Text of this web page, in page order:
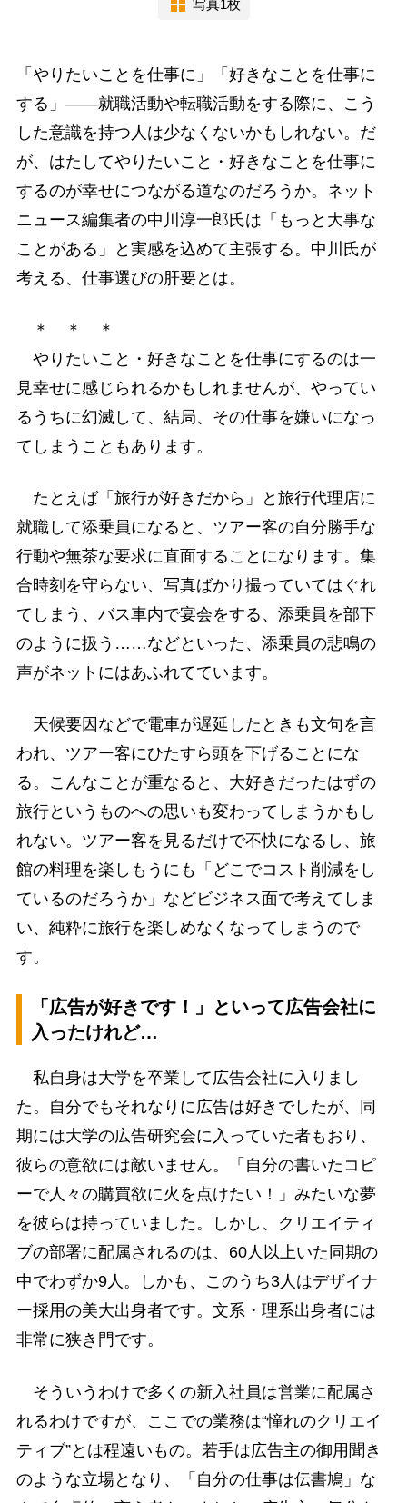
写真1枚
「やりたいことを仕事に」「好きなことを仕事に
する」――就職活動や転職活動をする際に、こう
した意識を持つ人は少なくないかもしれない。だ
が、はたしてやりたいこと・好きなことを仕事に
するのが幸せにつながる道なのだろうか。ネット
ニュース編集者の中川淳一郎氏は「もっと大事な
ことがある」と実感を込めて主張する。中川氏が
考える、仕事選びの肝要とは。
＊ ＊ ＊
やりたいこと・好きなことを仕事にするのは一
見幸せに感じられるかもしれませんが、やってい
るうちに幻滅して、結局、その仕事を嫌いになっ
てしまうこともあります。
たとえば「旅行が好きだから」と旅行代理店に
就職して添乗員になると、ツアー客の自分勝手な
行動や無茶な要求に直面することになります。集
合時刻を守らない、写真ばかり撮っていてはぐれ
てしまう、バス車内で宴会をする、添乗員を部下
のように扱う……などといった、添乗員の悲鳴の
声がネットにはあふれてています。
天候要因などで電車が遅延したときも文句を言
われ、ツアー客にひたすら頭を下げることにな
る。こんなことが重なると、大好きだったはずの
旅行というものへの思いも変わってしまうかもし
れない。ツアー客を見るだけで不快になるし、旅
館の料理を楽しもうにも「どこでコスト削減をし
ているのだろうか」などビジネス面で考えてしま
い、純粋に旅行を楽しめなくなってしまうので
す。
「広告が好きです！」といって広告会社に
入ったけれど…
私自身は大学を卒業して広告会社に入りまし
た。自分でもそれなりに広告は好きでしたが、同
期には大学の広告研究会に入っていた者もおり、
彼らの意欲には敵いません。「自分の書いたコピ
ーで人々の購買欲に火を点けたい！」みたいな夢
を彼らは持っていました。しかし、クリエイティ
ブの部署に配属されるのは、60人以上いた同期の
中でわずか9人。しかも、このうち3人はデザイナ
ー採用の美大出身者です。文系・理系出身者には
非常に狭き門です。
そういうわけで多くの新入社員は営業に配属さ
れるわけですが、ここでの業務は“憧れのクリエイ
ティブ”とは程遠いもの。若手は広告主の御用聞き
のような立場となり、「自分の仕事は伝書鳩」な